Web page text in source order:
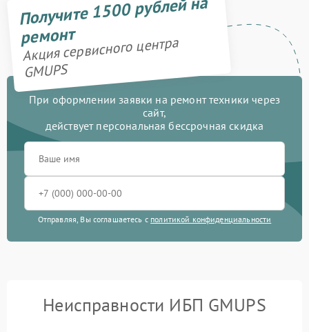
Получите 1500 рублей на
ремонт
Акция сервисного центра
GMUPS
При оформлении заявки на ремонт техники через
сайт,
действует персональная бессрочная скидка
Отправляя, Вы соглашаетесь с политикой конфиденциальности
Неисправности ИБП GMUPS